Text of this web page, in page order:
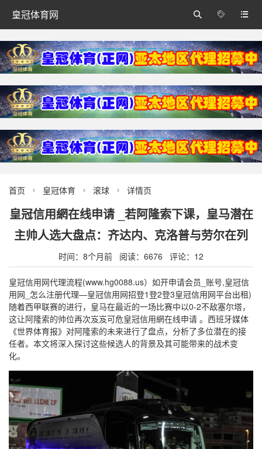
皇冠体育网 


首页  皇冠体育  滚球  详情页
皇冠信用網在线申请 _若阿隆索下课，皇马潜在
主帅人选大盘点：齐达内、克洛普与劳尔在列
时间：8个月前 阅读：6676 评论：12
皇冠信用网代理流程(www.hg0088.us）如开申请会员_账号,皇冠信
用网_怎么注册代理—皇冠信用网招登1登2登3皇冠信用网平台出租)
随着西甲联赛的进行，皇马在最近的一场比赛中以0-2不敌塞尔塔，
这让阿隆索的帅位再次岌岌可危皇冠信用網在线申请 。西班牙媒体
《世界体育报》对阿隆索的未来进行了盘点，分析了多位潜在的接
任者。本文将深入探讨这些候选人的背景及其可能带来的战术变
化。